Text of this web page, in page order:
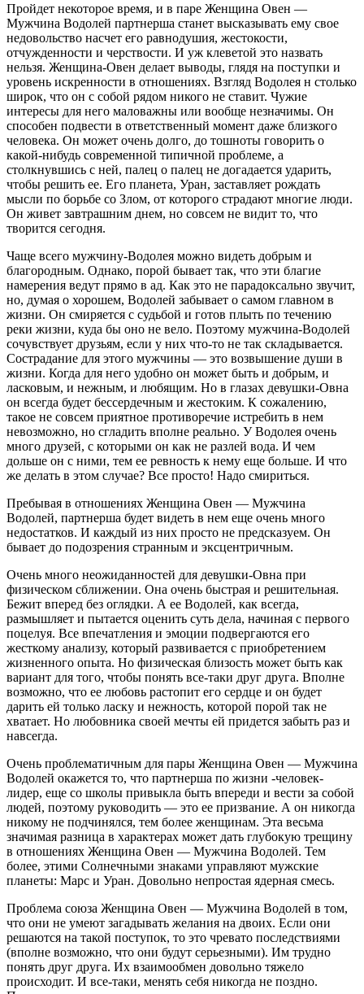
Пройдет некоторое время, и в паре Женщина Овен —
Мужчина Водолей партнерша станет высказывать ему свое
недовольство насчет его равнодушия, жестокости,
отчужденности и черствости. И уж клеветой это назвать
нельзя. Женщина-Овен делает выводы, глядя на поступки и
уровень искренности в отношениях. Взгляд Водолея н столько
широк, что он с собой рядом никого не ставит. Чужие
интересы для него маловажны или вообще незначимы. Он
способен подвести в ответственный момент даже близкого
человека. Он может очень долго, до тошноты говорить о
какой-нибудь современной типичной проблеме, а
столкнувшись с ней, палец о палец не догадается ударить,
чтобы решить ее. Его планета, Уран, заставляет рождать
мысли по борьбе со Злом, от которого страдают многие люди.
Он живет завтрашним днем, но совсем не видит то, что
творится сегодня.
Чаще всего мужчину-Водолея можно видеть добрым и
благородным. Однако, порой бывает так, что эти благие
намерения ведут прямо в ад. Как это не парадоксально звучит,
но, думая о хорошем, Водолей забывает о самом главном в
жизни. Он смиряется с судьбой и готов плыть по течению
реки жизни, куда бы оно не вело. Поэтому мужчина-Водолей
сочувствует друзьям, если у них что-то не так складывается.
Сострадание для этого мужчины — это возвышение души в
жизни. Когда для него удобно он может быть и добрым, и
ласковым, и нежным, и любящим. Но в глазах девушки-Овна
он всегда будет бессердечным и жестоким. К сожалению,
такое не совсем приятное противоречие истребить в нем
невозможно, но сгладить вполне реально. У Водолея очень
много друзей, с которыми он как не разлей вода. И чем
дольше он с ними, тем ее ревность к нему еще больше. И что
же делать в этом случае? Все просто! Надо смириться.
Пребывая в отношениях Женщина Овен — Мужчина
Водолей, партнерша будет видеть в нем еще очень много
недостатков. И каждый из них просто не предсказуем. Он
бывает до подозрения странным и эксцентричным.
Очень много неожиданностей для девушки-Овна при
физическом сближении. Она очень быстрая и решительная.
Бежит вперед без оглядки. А ее Водолей, как всегда,
размышляет и пытается оценить суть дела, начиная с первого
поцелуя. Все впечатления и эмоции подвергаются его
жесткому анализу, который развивается с приобретением
жизненного опыта. Но физическая близость может быть как
вариант для того, чтобы понять все-таки друг друга. Вполне
возможно, что ее любовь растопит его сердце и он будет
дарить ей только ласку и нежность, которой порой так не
хватает. Но любовника своей мечты ей придется забыть раз и
навсегда.
Очень проблематичным для пары Женщина Овен — Мужчина
Водолей окажется то, что партнерша по жизни -человек-
лидер, еще со школы привыкла быть впереди и вести за собой
людей, поэтому руководить — это ее призвание. А он никогда
никому не подчинялся, тем более женщинам. Эта весьма
значимая разница в характерах может дать глубокую трещину
в отношениях Женщина Овен — Мужчина Водолей. Тем
более, этими Солнечными знаками управляют мужские
планеты: Марс и Уран. Довольно непростая ядерная смесь.
Проблема союза Женщина Овен — Мужчина Водолей в том,
что они не умеют загадывать желания на двоих. Если они
решаются на такой поступок, то это чревато последствиями
(вполне возможно, что они будут серьезными). Им трудно
понять друг друга. Их взаимообмен довольно тяжело
происходит. И все-таки, менять себя никогда не поздно.